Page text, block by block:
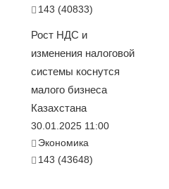
143 (40833)
Рост НДС и
изменения налоговой
системы коснутся
малого бизнеса
Казахстана
30.01.2025 11:00
Экономика
143 (43648)